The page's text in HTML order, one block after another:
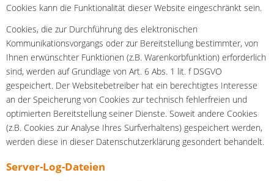
Cookies kann die Funktionalität dieser Website eingeschränkt sein.
Cookies, die zur Durchführung des elektronischen
Kommunikationsvorgangs oder zur Bereitstellung bestimmter, von
Ihnen erwünschter Funktionen (z.B. Warenkorbfunktion) erforderlich
sind, werden auf Grundlage von Art. 6 Abs. 1 lit. f DSGVO
gespeichert. Der Websitebetreiber hat ein berechtigtes Interesse
an der Speicherung von Cookies zur technisch fehlerfreien und
optimierten Bereitstellung seiner Dienste. Soweit andere Cookies
(z.B. Cookies zur Analyse Ihres Surfverhaltens) gespeichert werden,
werden diese in dieser Datenschutzerklärung gesondert behandelt.
Server-Log-Dateien